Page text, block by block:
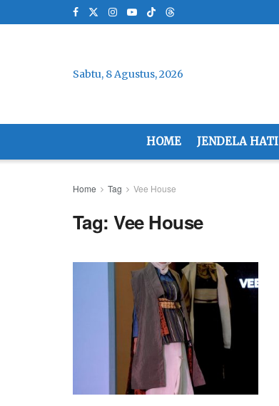
Sabtu, 8 Agustus, 2026
HOME JENDELA HATI
Home Tag Vee House
Tag:Vee House